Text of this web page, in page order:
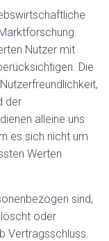
Nutzer mit
Die
der
alleine uns
es sich nicht um
Werten
sind,
oder
Vertragsschluss.